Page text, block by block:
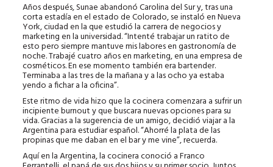
Años después, Sunae abandonó Carolina del Sur y, tras una
corta estadía en el estado de Colorado, se instaló en Nueva
York, ciudad en la que estudió la carrera de negocios y
marketing en la universidad. “Intenté trabajar un ratito de
esto pero siempre mantuve mis labores en gastronomía de
noche. Trabajé cuatro años en marketing, en una empresa de
cosméticos. En ese momento también era bartender.
Terminaba a las tres de la mañana y a las ocho ya estaba
yendo a fichar a la oficina”.
Este ritmo de vida hizo que la cocinera comenzara a sufrir un
incipiente burnout y que buscara nuevas opciones para su
vida. Gracias a la sugerencia de un amigo, decidió viajar a la
Argentina para estudiar español. “Ahorré la plata de las
propinas que me daban en el bar y me vine”, recuerda.
Aquí en la Argentina, la cocinera conoció a Franco